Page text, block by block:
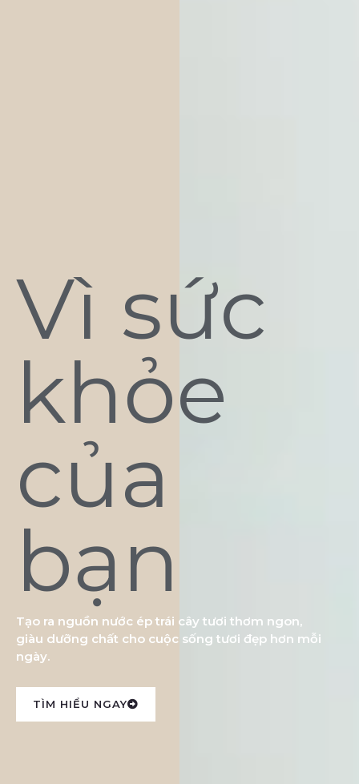
Vì sức
khỏe
của
bạn
Tạo ra nguồn nước ép trái cây tươi thơm ngon,
giàu dưỡng chất cho cuộc sống tươi đẹp hơn mỗi
ngày.
TÌM HIỂU NGAY